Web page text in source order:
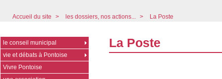
Accueil du site > les dossiers, nos actions... > La Poste
La Poste
le conseil municipal
vie et débats à Pontoise
Vivre Pontoise